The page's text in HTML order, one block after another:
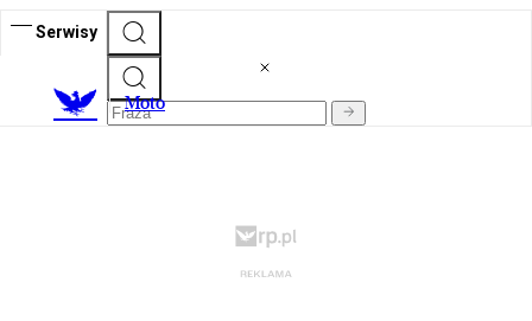
Serwisy
Moto